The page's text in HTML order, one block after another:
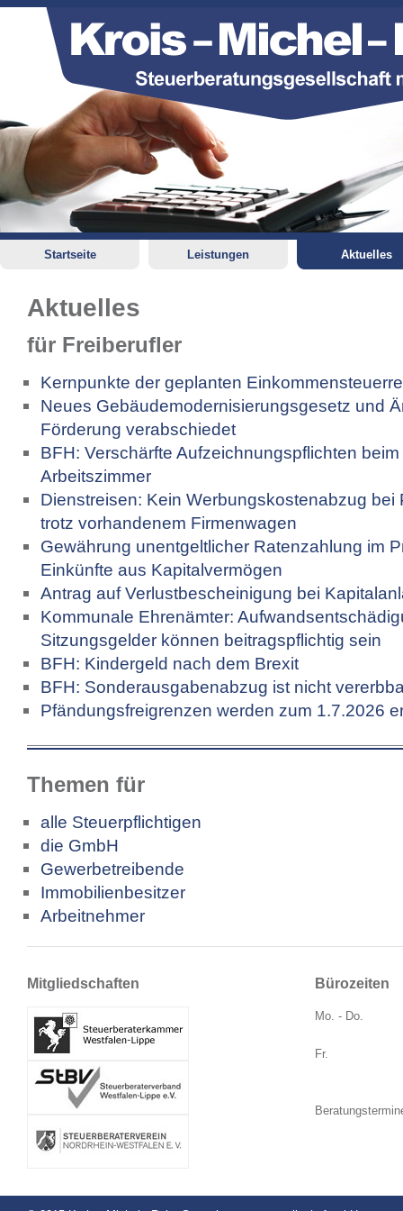
Startseite Leistungen Aktuelles
Aktuelles
für Freiberufler
Kernpunkte der geplanten
Neues Gebäude­moderni­sierungs­gesetz und
Förderung verabschiedet
BFH: Verschärfte Aufzeichnungspflichten
Arbeitszimmer
Dienstreisen: Kein Werbungskostenabzug bei
trotz vorhandenem Firmenwagen
Gewährung unentgeltlicher Ratenzahlung im
Einkünfte aus Kapitalvermögen
Antrag auf Verlustbescheinigung bei
Kommunale Ehrenämter:
Sitzungsgelder können beitragspflichtig sein
BFH: Kindergeld nach dem Brexit
BFH: Sonderausgabenabzug ist nicht
Pfändungsfreigrenzen werden zum 1.7.2026
Themen für
alle Steuerpflichtigen
die GmbH
Gewerbetreibende
Immobilienbesitzer
Arbeitnehmer
Mitgliedschaften Bürozeiten
Mo. - Do.
Fr.